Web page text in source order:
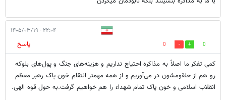
۲۲:۰۴ - ۱۴۰۵/۰۳/۱۹
0
0
پاسخ
کمی تفکر ما اصلاً به مذاکره احتیاج نداریم و هزینه‌های جنگ و پول‌های بلوکه
رو هم از حلقومشون در می‌آوریم و از همه مهمتر انتقام خون پاک رهبر معظم
انقلاب اسلامی و خون پاک تمام شهداء را هم خواهیم گرفت.به حول قوه الهی.